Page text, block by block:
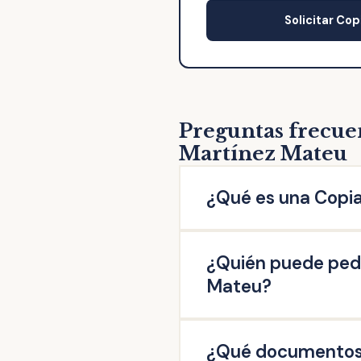
Solicitar
Preguntas
Martínez Mateu
¿Qué es una
escritura original
firmado en esta Notaría:
¿Quién puede
Mateu?
misma, así como
¿Qué